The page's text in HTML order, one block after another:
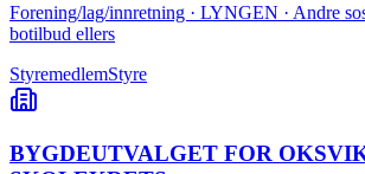
Forening/lag/innretning · LYNGEN · Andre
botilbud ellers
StyremedlemStyre
BYGDEUTVALGET FOR